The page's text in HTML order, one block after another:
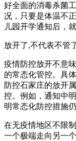
好全面的消毒杀菌
况，只要是体温不
儿园开学通知后，
放开了,不代表不管
疫情防控放开不意
的常态化管控。具
防控石家庄的放开
控。例如，通知中
明常态化防控措施
在无疫情地区不限
一个极端走向另一